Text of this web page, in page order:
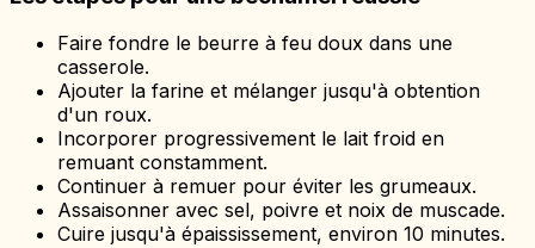
Faire fondre le beurre à feu doux dans une
casserole.
Ajouter la farine et mélanger jusqu'à obtention
d'un roux.
Incorporer progressivement le lait froid en
remuant constamment.
Continuer à remuer pour éviter les grumeaux.
Assaisonner avec sel, poivre et noix de muscade.
Cuire jusqu'à épaississement, environ 10 minutes.